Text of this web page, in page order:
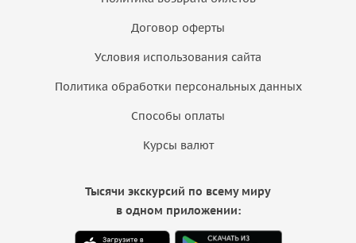
Договор оферты
Условия использования сайта
Политика обработки персональных данных
Способы оплаты
Курсы валют
Тысячи экскурсий по всему миру
в одном приложении: